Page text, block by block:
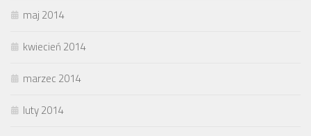
maj 2014
kwiecień 2014
marzec 2014
luty 2014